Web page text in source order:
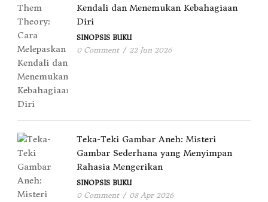
Kendali dan Menemukan Kebahagiaan
Diri
SINOPSIS BUKU
0 Comment / 22 Jun 2026
Teka-Teki Gambar Aneh: Misteri
Gambar Sederhana yang Menyimpan
Rahasia Mengerikan
SINOPSIS BUKU
0 Comment / 08 Apr 2026